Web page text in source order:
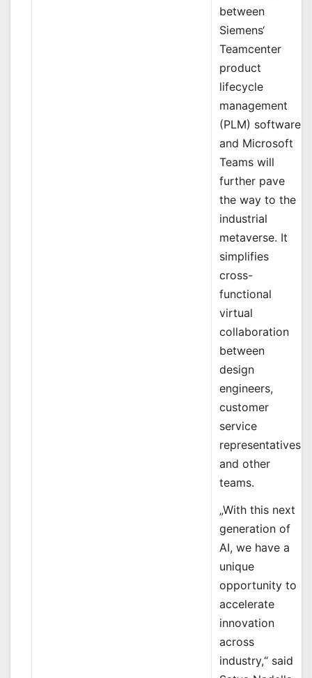
between
Siemens‘
Teamcenter
product
lifecycle
management
(PLM) software
and Microsoft
Teams will
further pave
the way to the
industrial
metaverse. It
simplifies
cross-
functional
virtual
collaboration
between
design
engineers,
customer
service
representatives
and other
teams.
„With this next
generation of
AI, we have a
unique
opportunity to
accelerate
innovation
across
industry,“ said